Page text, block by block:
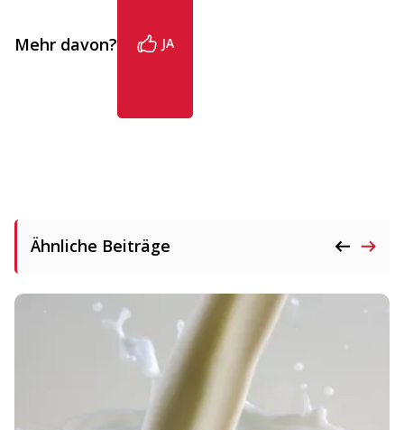
Mehr davon? JA
Ähnliche Beiträge